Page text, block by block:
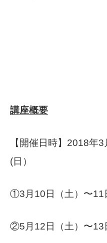
講座概要
【開催日時】2018年
(日）
①3月10日（土）〜11
②5月12日（土）〜13